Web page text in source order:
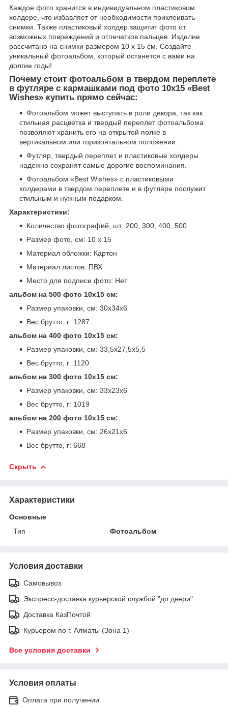
Каждое фото хранится в индивидуальном пластиковом
холдере, что избавляет от необходимости приклеивать
снимки. Также пластиковый холдер защитит фото от
возможных повреждений и отпечатков пальцев. Изделие
рассчитано на снимки размером 10 х 15 см. Создайте
уникальный фотоальбом, который останется с вами на
долгие годы!
Почему стоит фотоальбом в твердом переплете
в футляре с кармашками под фото 10х15 «Best
Wishes» купить прямо сейчас:
Фотоальбом может выступать в роли декора, так как
стильная расцветка и твердый переплет фотоальбома
позволяют хранить его на открытой полке в
вертикальном или горизонтальном положении.
Футляр, твердый переплет и пластиковые холдеры
надежно сохранят самые дорогие воспоминания.
Фотоальбом «Best Wishes» с пластиковыми
холдерами в твердом переплете и в футляре послужит
стильным и нужным подарком.
Характеристики:
Количество фотографий, шт: 200, 300, 400, 500
Размер фото, см: 10 х 15
Материал обложки: Картон
Материал листов: ПВХ
Место для подписи фото: Нет
альбом на 500 фото 10х15 см:
Размер упаковки, см: 30х34х6
Вес брутто, г: 1287
альбом на 400 фото 10х15 см:
Размер упаковки, см: 33,5х27,5х5,5
Вес брутто, г: 1120
альбом на 300 фото 10х15 см:
Размер упаковки, см: 33х23х6
Вес брутто, г: 1019
альбом на 200 фото 10х15 см:
Размер упаковки, см: 26х21х6
Вес брутто, г: 668
Скрыть
Характеристики
Основные
Тип
Фотоальбом
Условия доставки
Самовывоз
Экспресс-доставка курьерской службой "до двери"
Доставка КазПочтой
Курьером по г. Алматы (Зона 1)
Все условия доставки
Условия оплаты
Оплата при получении